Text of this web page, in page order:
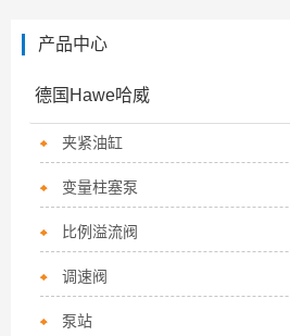
产品中心
德国Hawe哈威
夹紧油缸
变量柱塞泵
比例溢流阀
调速阀
泵站